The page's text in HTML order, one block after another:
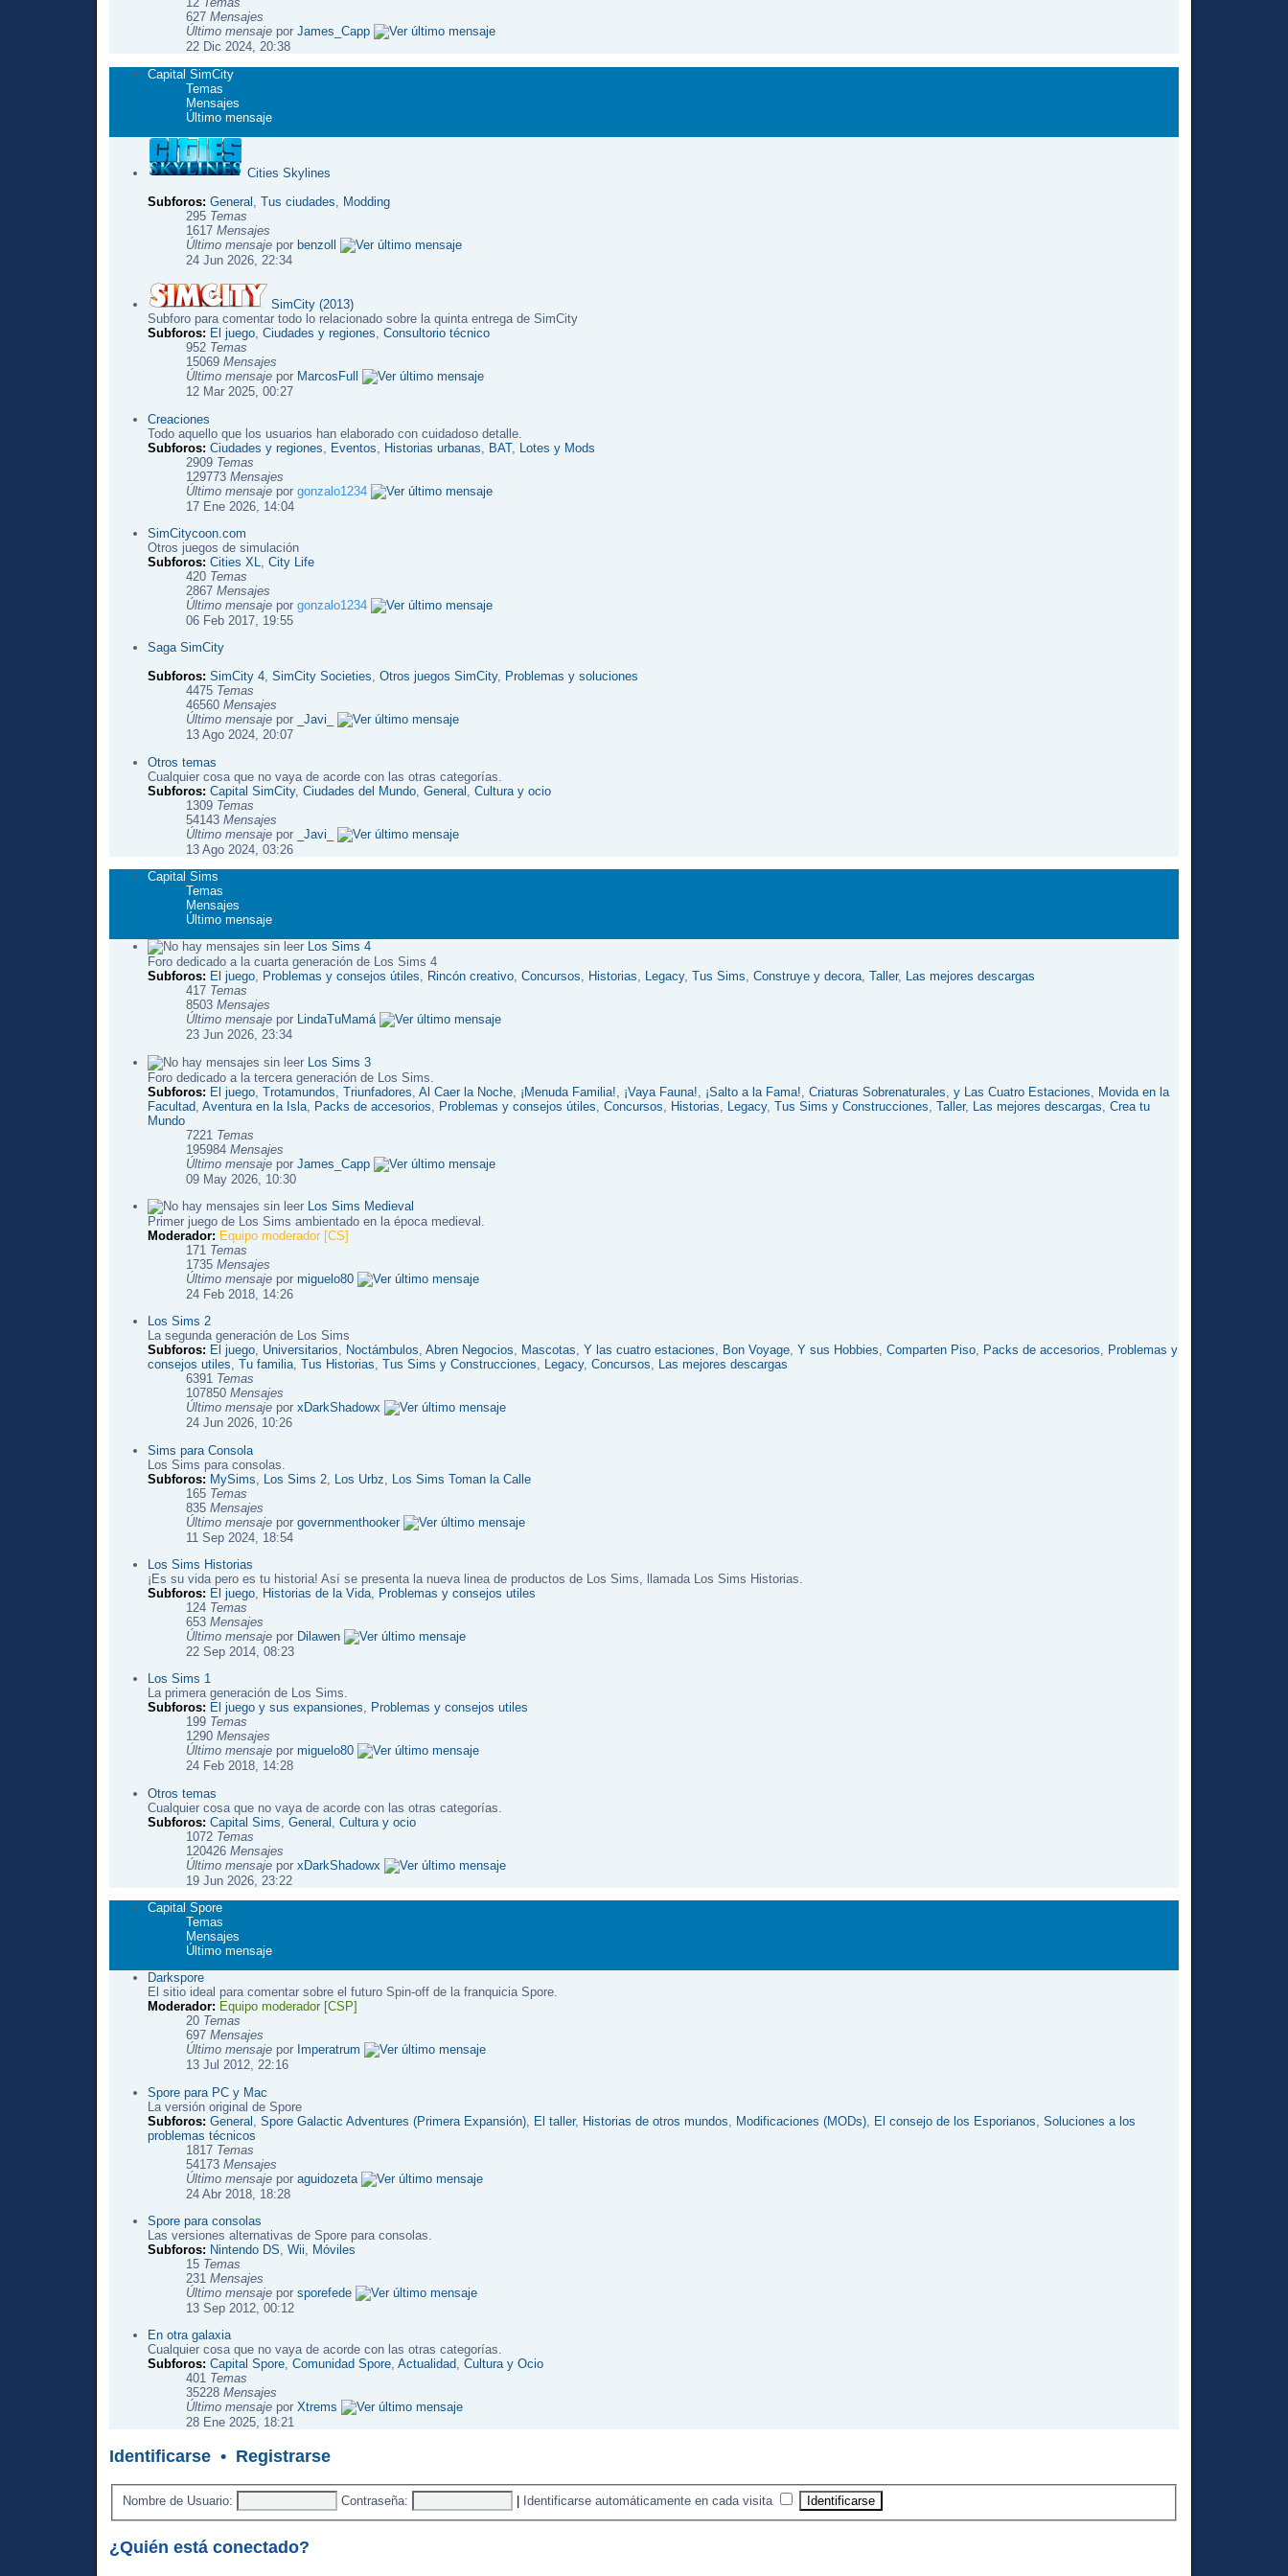
627Mensajes
Último mensaje porJames_Capp
22 Dic 2024, 20:38
Capital SimCity
Temas
Mensajes
Último mensaje
Cities Skylines
Subforos:General ,Tus ciudades, Modding
295 Temas
1617Mensajes
Último mensaje por benzoll
24 Jun 2026, 22:34
SimCity (2013)
Subforo para comentar todo lo relacionado sobre la quinta entrega de SimCity
Subforos: El juego,Ciudades y regiones,Consultorio técnico
952 Temas
15069Mensajes
Último mensaje por MarcosFull
12 Mar 2025, 00:27
Creaciones
Todo aquello que los usuarios han elaborado con cuidadoso detalle.
Subforos:Ciudades y regiones Eventos Historias urbanas BAT,
Lotes y Mods
2909 Temas
129773Mensajes
Último mensaje porgonzalo1234
17 Ene 2026, 14:04
SimCitycoon.com
Otros juegos de simulación
Subforos:Cities XL,City Life
420 Temas
2867Mensajes
Último mensaje porgonzalo1234
06 Feb 2017, 19:55
Saga SimCity
Subforos:SimCity 4,SimCity Societies,Otros juegos SimCity, Problemas y soluciones
4475 Temas
46560Mensajes
Último mensaje por
_Javi_
13 Ago 2024, 20:07
Otros temas
Cualquier cosa que no vaya de acorde con las otras categorías.
Subforos:Capital SimCity,Ciudades del Mundo ,General ,Cultura y ocio
1309 Temas
54143Mensajes
Último mensaje por
_Javi_
13 Ago 2024, 03:26
Capital Sims
Temas
Mensajes
Último mensaje
Los Sims 4
Foro dedicado a la cuarta generación de Los Sims 4
Subforos: El juego, Problemas y consejos útiles, Rincón creativo,Concursos, Historias, Legacy,Tus Sims,Construye y decora,Taller, Las mejores descargas
417 Temas
8503Mensajes
Último mensaje por LindaTuMamá
23 Jun 2026, 23:34
Los Sims 3
Foro dedicado a la tercera generación de Los Sims.
Subforos: El juego ,Trotamundos ,Triunfadores ,Al Caer la Noche ¡Menuda Familia! ¡Vaya Fauna! ¡Salto a la Fama! ,Criaturas Sobrenaturales ,y Las Cuatro Estaciones
Movida en la
Facultad ,Aventura en la Isla Packs de accesorios Problemas y consejos útiles ,Concursos Historias Legacy,Tus Sims y Construcciones ,Taller, Las mejores descargas ,Crea tu
Mundo
7221 Temas
195984Mensajes
Último mensaje porJames_Capp
09 May 2026, 10:30
Los Sims Medieval
Primer juego de Los Sims ambientado en la época medieval.
Moderador: Equipo moderador [CS]
171 Temas
1735Mensajes
Último mensaje pormiguelo80
24 Feb 2018, 14:26
Los Sims 2
La segunda generación de Los Sims
Subforos: El juego, Universitarios, Noctámbulos,Abren Negocios, Mascotas,Y las cuatro estaciones, Bon Voyage,Y sus Hobbies,Comparten Piso, Packs de accesorios, Problemas y
consejos utiles,Tu familia,Tus Historias,Tus Sims y Construcciones, Legacy,Concursos, Las mejores descargas
6391 Temas
107850Mensajes
Último mensaje porxDarkShadowx
24 Jun 2026, 10:26
Sims para Consola
Los Sims para consolas.
Subforos: MySims Los Sims 2 Los Urbz
Los Sims Toman la Calle
165 Temas
835Mensajes
Último mensaje porgovernmenthooker
11 Sep 2024, 18:54
Los Sims Historias
¡Es su vida pero es tu historia! Así se presenta la nueva linea de productos de Los Sims, llamada Los Sims Historias.
Subforos: El juego, Historias de la Vida, Problemas y consejos utiles
124 Temas
653Mensajes
Último mensaje por Dilawen
22 Sep 2014, 08:23
Los Sims 1
La primera generación de Los Sims.
Subforos: El juego y sus expansiones, Problemas y consejos utiles
199 Temas
1290Mensajes
Último mensaje pormiguelo80
24 Feb 2018, 14:28
Otros temas
Cualquier cosa que no vaya de acorde con las otras categorías.
Subforos:Capital Sims ,General ,Cultura y ocio
1072 Temas
120426Mensajes
Último mensaje porxDarkShadowx
19 Jun 2026, 23:22
Capital Spore
Temas
Mensajes
Último mensaje
Darkspore
El sitio ideal para comentar sobre el futuro Spin-off de la franquicia Spore.
Moderador: Equipo moderador [CSP]
20 Temas
697Mensajes
Último mensaje por Imperatrum
13 Jul 2012, 22:16
Spore para PC y Mac
La versión original de Spore
Subforos:General ,Spore Galactic Adventures (Primera Expansión) El taller, Historias de otros mundos Modificaciones (MODs) El consejo de los Esporianos ,Soluciones a los
problemas técnicos
1817 Temas
54173Mensajes
Último mensaje poraguidozeta
24 Abr 2018, 18:28
Spore para consolas
Las versiones alternativas de Spore para consolas.
Subforos: Nintendo DS,Wii, Móviles
15 Temas
231Mensajes
Último mensaje porsporefede
13 Sep 2012, 00:12
En otra galaxia
Cualquier cosa que no vaya de acorde con las otras categorías.
Subforos:Capital Spore,Comunidad Spore,Actualidad,Cultura y Ocio
401 Temas
35228Mensajes
Último mensaje porXtrems
28 Ene 2025, 18:21
Identificarse • Registrarse
Nombre de Usuario: Contraseña: Identificarse automáticamente en cada visita
¿Quién está conectado?